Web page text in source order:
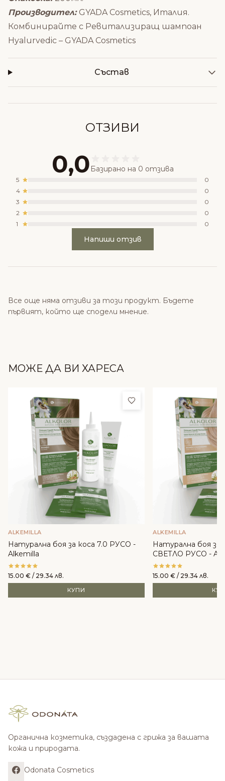
Производител: GYADA Cosmetics, Италия.
Комбинирайте с Ревитализиращ шампоан
Hyalurvedic – GYADA Cosmetics
Състав
ОТЗИВИ
0,0 Базирано на 0 отзива
5
0
4
0
3
0
2
0
1
0
Напиши отзив
Все още няма отзиви за този продукт. Бъдете
първият, който ще сподели мнение.
МОЖЕ ДА ВИ ХАРЕСА
Добави в любими
ALKEMILLA
Натурална боя за коса 7.0 РУСО -
Alkemilla
15.00 € / 29.34 лв.
КУПИ
ALKEMILLA
Натурална боя
СВЕТЛО РУСО -
15.00 € / 29.34 лв.
Органична козметика, създадена с грижа за вашата
кожа и природата.
Odonata Cosmetics